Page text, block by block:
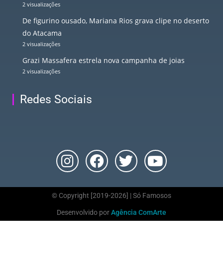
2 visualizações
De figurino ousado, Mariana Rios grava clipe no deserto
do Atacama
2 visualizações
Grazi Massafera estrela nova campanha de joias
2 visualizações
Redes Sociais
© Copyright [2019-2026] | Só Famosos
Desenvolvido porAgência ComArte